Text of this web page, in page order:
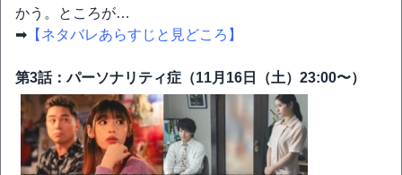
かう。ところが…
➡ 【ネタバレあらすじと見どころ】
第3話：パーソナリティ症（11月16日（土）23:00〜）